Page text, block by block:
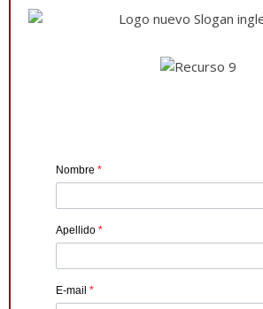
Nombre *
Apellido *
E-mail *